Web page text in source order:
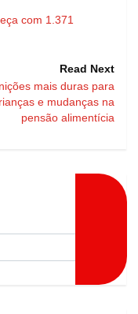
com 1.371
Read Next
mais duras para
e mudanças na
pensão alimentícia